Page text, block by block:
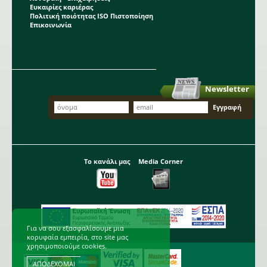
φύτευσης το ύψος του οποίου
Ευκαιρίες καριέρας
Πολιτική ποιότητας ISO Πιστοποίηση
Επικοινωνία
Newsletter
Το κανάλι μας Media Corner
Για να σου εξασφαλίσουμε μια
κορυφαία εμπειρία, στο site μας
χρησιμοποιούμε cookies.
ΑΠΟΔΕΧΟΜΑΙ